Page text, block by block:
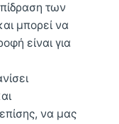
των
μπορεί να
είναι για
να μας